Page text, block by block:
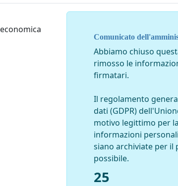
Comunicato
Abbiamo chiuso
rimosso le
firmatari.
Il regolamento
dati (GDPR)
motivo legittimo per
informazioni
siano archiviate per il
possibile.
25